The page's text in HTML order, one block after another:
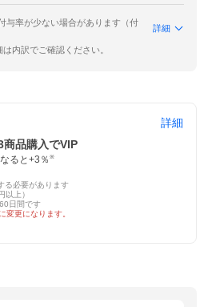
与率が少ない場合があります（付
詳細
内訳でご確認ください。
詳細
商品購入でVIP
ると+3 ％ ※
る必要があります
以上）
日間です
更になります。